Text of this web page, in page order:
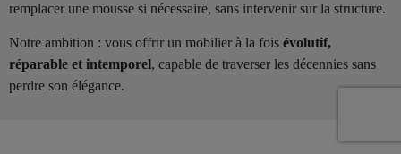
remplacer une mousse si nécessaire, sans intervenir sur la structure.
Notre ambition : vous offrir un mobilier à la fois évolutif,
réparable et intemporel, capable de traverser les décennies sans
perdre son élégance.